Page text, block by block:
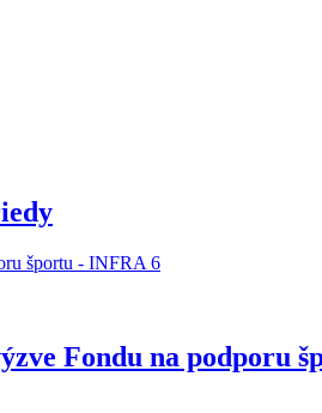
Fondu na podporu